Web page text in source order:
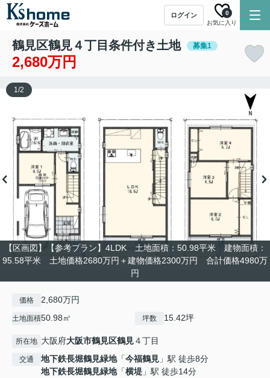
ログイン
お気に入り
0
鶴見区鶴見４丁目条件付き土地 募集1
2,680万円
【区画図】【参考プラン】4LDK 土地面積：50.98平米 建物面積：
95.58平米 土地価格2680万円＋建物価格2300万円 合計価格4980万
円
1/2
価格 2,680万円
土地面積50.98㎡ 坪数 15.42坪
所在地 大阪府大阪市鶴見区鶴見４丁目
交通 地下鉄長堀鶴見緑地「今福鶴見 」駅 徒歩8分
地下鉄長堀鶴見緑地「横堤 」駅 徒歩14分